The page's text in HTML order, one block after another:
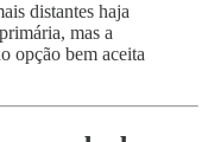
distantes haja
mas a
opção bem aceita